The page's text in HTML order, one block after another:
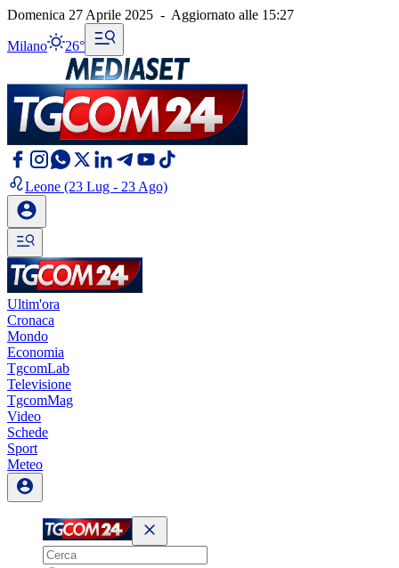
Domenica 27 Aprile 2025 - Aggiornato alle 15:27
Milano 26°
Leone (23 Lug - 23 Ago)
Ultim'ora
Cronaca
Mondo
Economia
TgcomLab
Televisione
TgcomMag
Video
Schede
Sport
Meteo